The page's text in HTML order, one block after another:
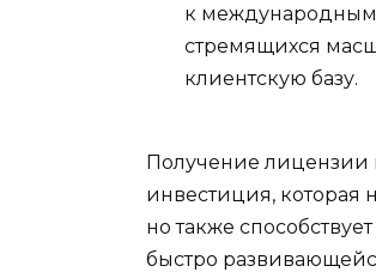
к международным
стремящихся
клиентскую базу.
Получение лицензии
инвестиция, которая
но также
быстро